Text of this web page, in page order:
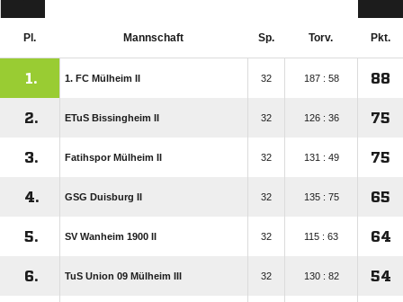
Pl. Mannschaft Sp. Torv. Pkt.
1. 1. FC Mülheim II 32 187 : 58 88
2. ETuS Bissingheim II 32 126 : 36 75
3. Fatihspor Mülheim II 32 131 : 49 75
4. GSG Duisburg II 32 135 : 75 65
5. SV Wanheim 1900 II 32 115 : 63 64
6. TuS Union 09 Mülheim III 32 130 : 82 54